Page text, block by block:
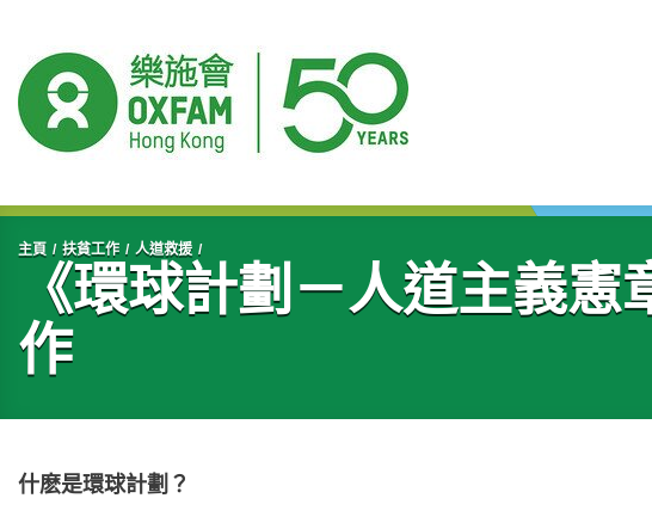
開始主要內容
主頁 扶貧工作 人道救援
《環球計劃－人道主義
作
什麽是環球計劃？